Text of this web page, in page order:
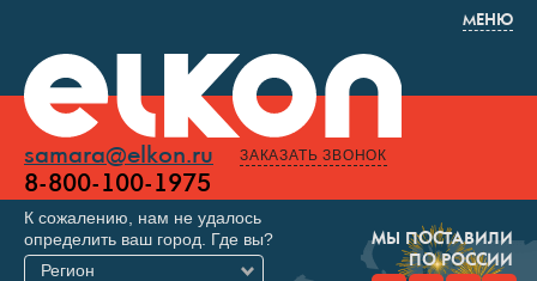
МЕНЮ
samara@elkon.ru
8-800-100-1975
ЗАКАЗАТЬ ЗВОНОК
МЫ ПОСТАВИЛИ
ПО РОССИИ
К сожалению, нам не удалось
определить ваш город. Где вы?
Регион